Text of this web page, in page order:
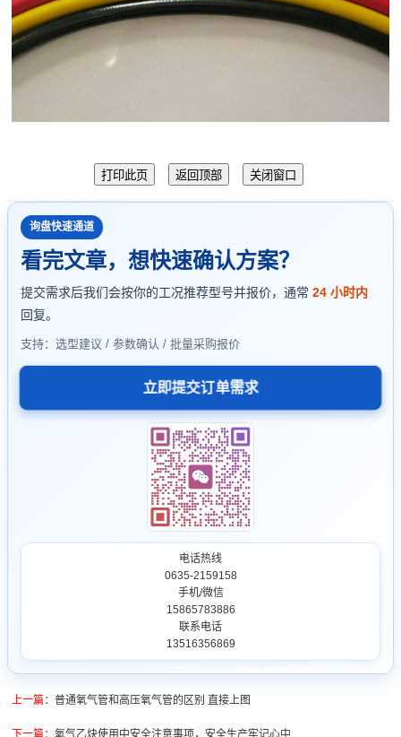
询盘快速通道
看完文章，想快速确认方案？
提交需求后我们会按你的工况推荐型号并报价，通常 24 小时内
回复。
支持：选型建议 / 参数确认 / 批量采购报价
立即提交订单需求
电话热线
0635-2159158
手机/微信
15865783886
联系电话
13516356869
上一篇： 普通氧气管和高压氧气管的区别 直接上图
下一篇： 氧气乙炔使用中安全注意事项，安全生产牢记心中